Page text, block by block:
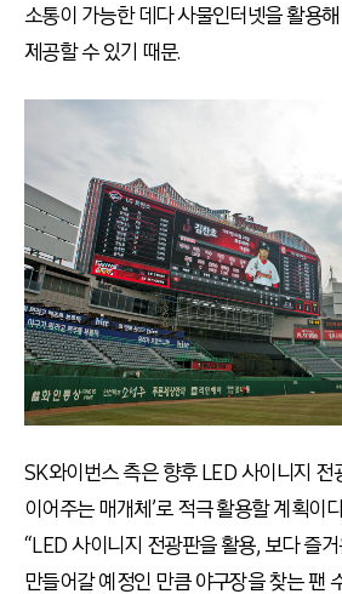
소통이 가능한 데다 사물인터넷을 활용
제공할 수 있기 때문.
SK와이번스 측은 향후 LED 사이니지 전
이어주는 매개체’로 적극 활용할 계획이
“LED 사이니지 전광판을 활용, 보다 즐
만들어갈 예정인 만큼 야구장을 찾는 팬